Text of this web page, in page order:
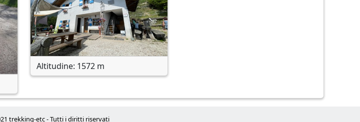
Altitudine: 1572 m
trekking-etc - Tutti i diritti riservati